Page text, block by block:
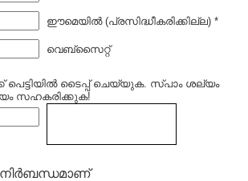
ഈമെയില്‍ (പ്രസിദ്ധീകരിക്കില്ല) *
വെബ്സൈറ്റ്
പെട്ടിയില്‍ ടൈപ്പ്‌ ചെയ്യുക. സ്പാം ശല്യം
സഹകരിക്കുക!